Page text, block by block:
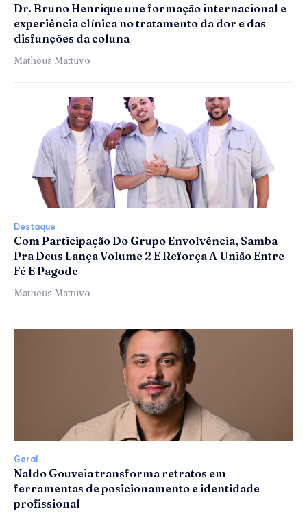
Dr. Bruno Henrique une formação internacional e
experiência clínica no tratamento da dor e das
disfunções da coluna
Matheus Mattuvo
Destaque
Com Participação Do Grupo Envolvência, Samba
Pra Deus Lança Volume 2 E Reforça A União Entre
Fé E Pagode
Matheus Mattuvo
Geral
Naldo Gouveia transforma retratos em
ferramentas de posicionamento e identidade
profissional